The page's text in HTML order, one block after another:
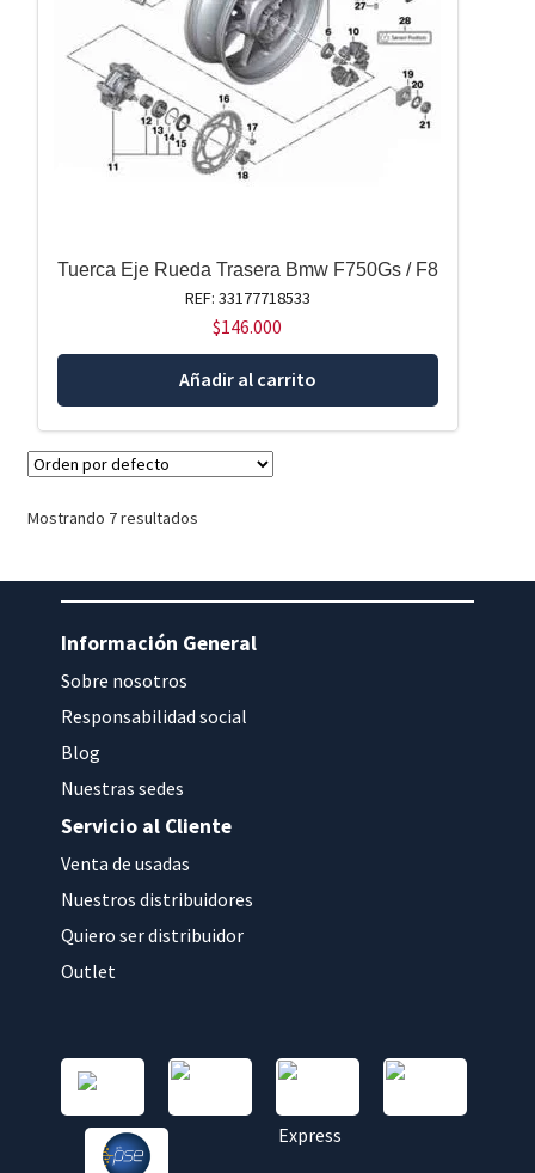
Tuerca Eje Rueda Trasera Bmw F750Gs / F8
REF: 33177718533
$146.000
Añadir al carrito
Mostrando 7 resultados
Información General
Sobre nosotros
Responsabilidad social
Blog
Nuestras sedes
Servicio al Cliente
Venta de usadas
Nuestros distribuidores
Quiero ser distribuidor
Outlet